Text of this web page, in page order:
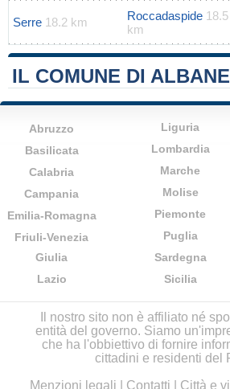
Serre 18.2 km Roccadaspide 18.5
km
IL COMUNE DI
Abruzzo
Basilicata
Calabria
Campania
Emilia-Romagna
Friuli-Venezia
Giulia
Lazio
Liguria
Lombardia
Marche
Molise
Piemonte
Puglia
Sardegna
Sicilia
Il nostro sito non è affiliato né
entità del governo. Siamo
che ha l'obbiettivo di fornire
cittadini e residenti del
Menzioni legali
Contatti Città e